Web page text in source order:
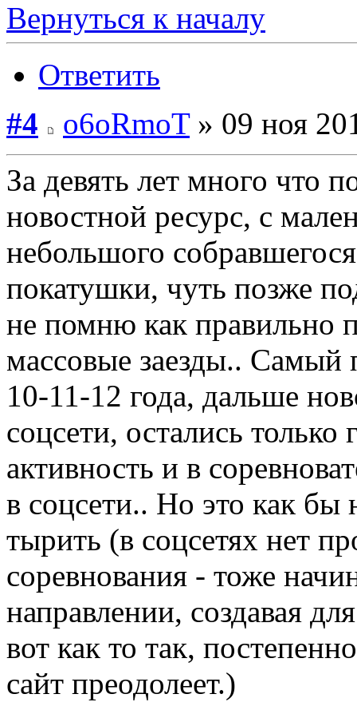
Вернуться к началу
Ответить
#4
o6oRmoT» 09 ноя
За девять лет много что
новостной ресурс, с
небольшого
покатушки, чуть позже
не помню как правильно
массовые заезды.. Самый
10-11-12 года, дальше
соцсети, остались
активность и в
в соцсети.. Но это как
тырить (в соцсетях нет
соревнования - тоже
направлении, создавая
вот как то так,
сайт преодолеет.)